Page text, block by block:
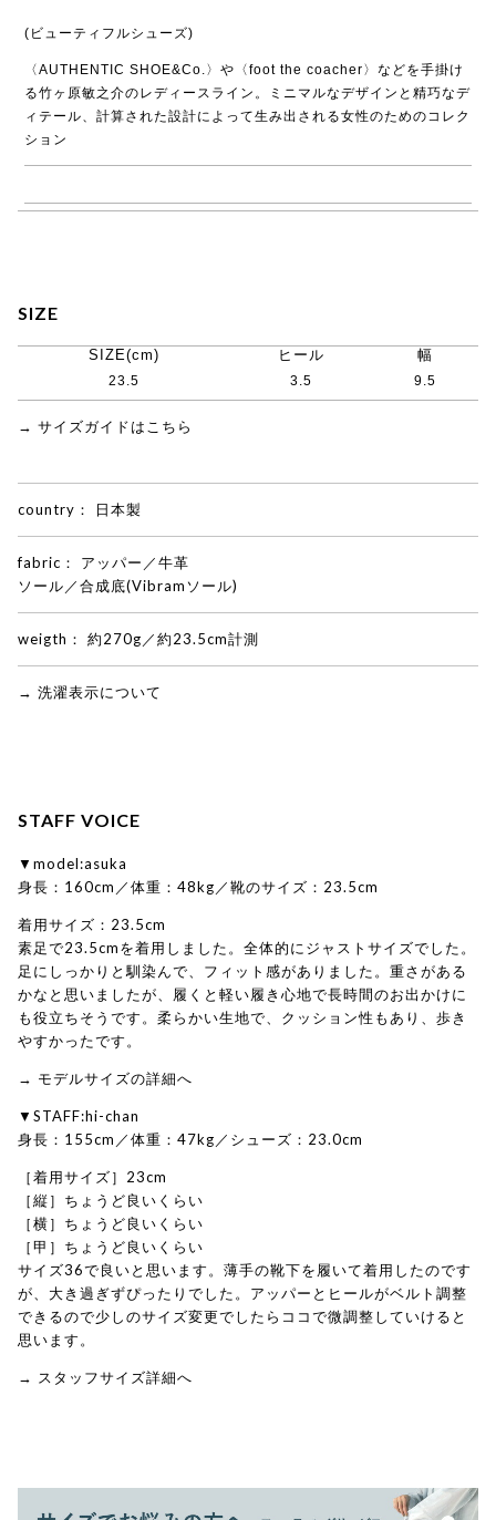
(ビューティフルシューズ)
〈AUTHENTIC SHOE&Co.〉や〈foot the coacher〉などを手掛け
る竹ヶ原敏之介のレディースライン。ミニマルなデザインと精巧なデ
ィテール、計算された設計によって生み出される女性のためのコレク
ション
SIZE
SIZE(cm) ヒール 幅
23.5 3.5 9.5
→ サイズガイドはこちら
country： 日本製
fabric：
アッパー／牛革
ソール／合成底(Vibramソール)
weigth： 約270g／約23.5cm計測
→ 洗濯表示について
STAFF VOICE
▼model:asuka
身長：160cm／体重：48kg／靴のサイズ：23.5cm
着用サイズ：23.5cm
素足で23.5cmを着用しました。全体的にジャストサイズでした。
足にしっかりと馴染んで、フィット感がありました。重さがある
かなと思いましたが、履くと軽い履き心地で長時間のお出かけに
も役立ちそうです。柔らかい生地で、クッション性もあり、歩き
やすかったです。
→ モデルサイズの詳細へ
▼STAFF:hi-chan
身長：155cm／体重：47kg／シューズ：23.0cm
［着用サイズ］23cm
［縦］ちょうど良いくらい
［横］ちょうど良いくらい
［甲］ちょうど良いくらい
サイズ36で良いと思います。薄手の靴下を履いて着用したのです
が、大き過ぎずぴったりでした。アッパーとヒールがベルト調整
できるので少しのサイズ変更でしたらココで微調整していけると
思います。
→ スタッフサイズ詳細へ